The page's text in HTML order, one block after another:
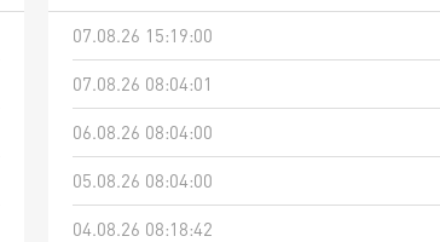
07.08.26 15:19:00
07.08.26 08:04:01
06.08.26 08:04:00
05.08.26 08:04:00
04.08.26 08:18:42